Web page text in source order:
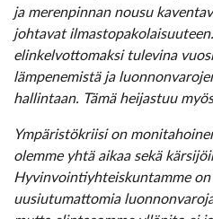
ja merenpinnan nousu
johtavat
elinkelvottomaksi tulevina
lämpenemistä ja
hallintaan. Tämä heijastuu
Ympäristökriisi on
olemme yhtä aikaa sekä
Hyvinvointiyhteiskuntamme
uusiutumattomia